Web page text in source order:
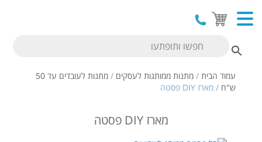
עמוד הבית/ מתנות ממותגות לעסקים /
מתנות לעובדים עד 50
ש"ח / מארז DIY פסטה
מארז DIY פסטה